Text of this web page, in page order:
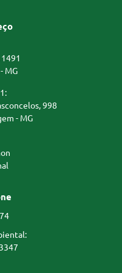
MG
998
- MG